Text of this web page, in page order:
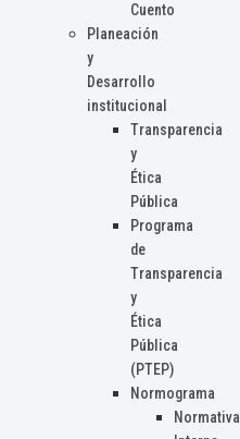
Cuento
Planeación
y
Desarrollo
institucional
Transparencia
y
Ética
Pública
Programa
de
Transparencia
y
Ética
Pública
(PTEP)
Normograma
Normativa